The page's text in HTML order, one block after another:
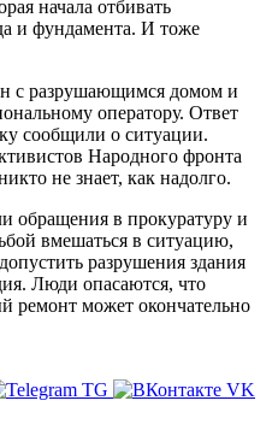
начала отбивать
и фундамента. И тоже
с разрушающимся домом и
оператору. Ответ
сообщили о ситуации.
Народного фронта
не знает, как надолго.
обращения в прокуратуру и
вмешаться в ситуацию,
разрушения здания
Люди опасаются, что
ремонт может окончательно
TG
VK